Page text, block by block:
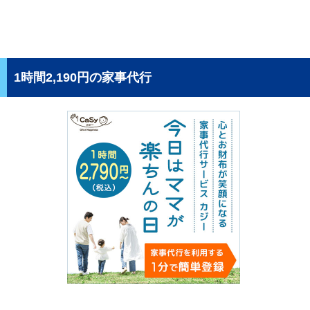
1時間2,190円の家事代行